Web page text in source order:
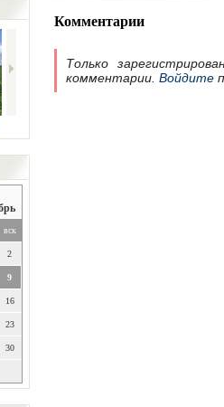
вск
2
9
16
23
30
Комментарии
Только
комментарии. Войдите